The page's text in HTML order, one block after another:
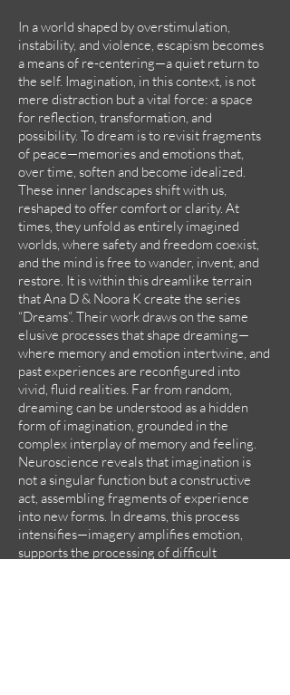
In a world shaped by overstimulation,
instability, and violence, escapism becomes
a means of re-centering—a quiet return to
the self. Imagination, in this context, is not
mere distraction but a vital force: a space
for reflection, transformation, and
possibility. To dream is to revisit fragments
of peace—memories and emotions that,
over time, soften and become idealized.
These inner landscapes shift with us,
reshaped to offer comfort or clarity. At
times, they unfold as entirely imagined
worlds, where safety and freedom coexist,
and the mind is free to wander, invent, and
restore. It is within this dreamlike terrain
that Ana D & Noora K create the series
“Dreams”. Their work draws on the same
elusive processes that shape dreaming—
where memory and emotion intertwine, and
past experiences are reconfigured into
vivid, fluid realities. Far from random,
dreaming can be understood as a hidden
form of imagination, grounded in the
complex interplay of memory and feeling.
Neuroscience reveals that imagination is
not a singular function but a constructive
act, assembling fragments of experience
into new forms. In dreams, this process
intensifies—imagery amplifies emotion,
supports the processing of difficult